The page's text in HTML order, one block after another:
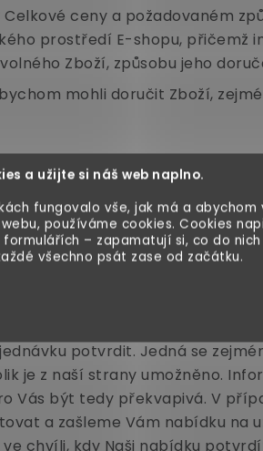
a užijte si náš web naplno.
fungovalo vše, jak má a abychom
používáme cookies. Cookies
formulářích – zapamatují si, co do
všechno psát zase od začátku.
ceny a požadovaném
prostředí E-shopu, přičemž
Zboží, způsobu jeho
mohli doručit Zboží,
údaje měnit a
dokončíte a odesláním
Po stisku tlačítka „Objednat s
bude doručena, potvrdíme
Objednávky. Potvrzením
potvrdit. Jedná se
je z naší strany umožněno.
Vás být tedy překvapivá. V
a zašleme Vám nabídku na
chvíli, kdy Naši nabídku